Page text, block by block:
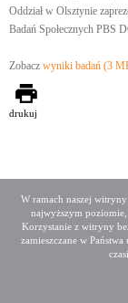
W ramach naszej
najwyższym
Korzystanie z witryny
zamieszczane w
Oddział w Olsztynie
Badań Społecznych PBS
Zobacz wyniki badań (3
drukuj
Deklaracja dostępności
Media